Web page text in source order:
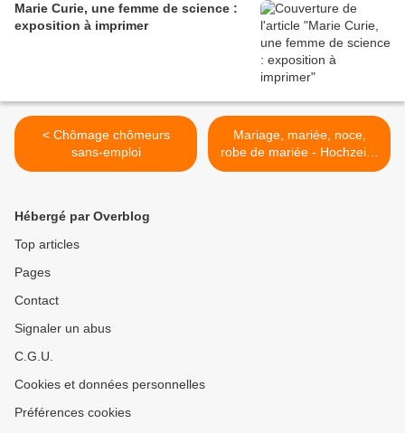
Marie Curie, une femme de science :
exposition à imprimer
< Chômage chômeurs
sans-emploi
Mariage, mariée, noce,
robe de mariée - Hochzeit -
Braut - Ehe - Marriage,
Hébergé par Overblog
Top articles
Pages
Contact
Signaler un abus
C.G.U.
Cookies et données personnelles
Préférences cookies